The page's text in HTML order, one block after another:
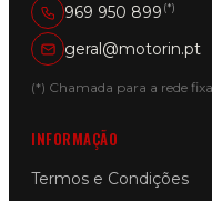
969 950 899 (*)
geral@motorin.pt
(*) Chamada para a rede
INFORMAÇÃO
Termos e Condições